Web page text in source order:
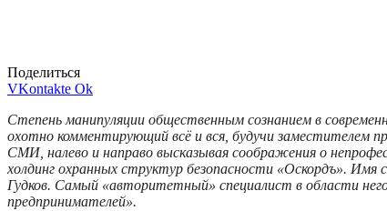
Поделиться
VKontakte Ok
Степень манипуляции общественным сознанием в
охотно комментирующий всё и вся, будучи заместителем
СМИ, налево и направо высказывая соображения о
холдинг охранных структур безопасности «Оскордъ».
Гудков. Самый «авторитетный» специалист в области
предпринимателей».